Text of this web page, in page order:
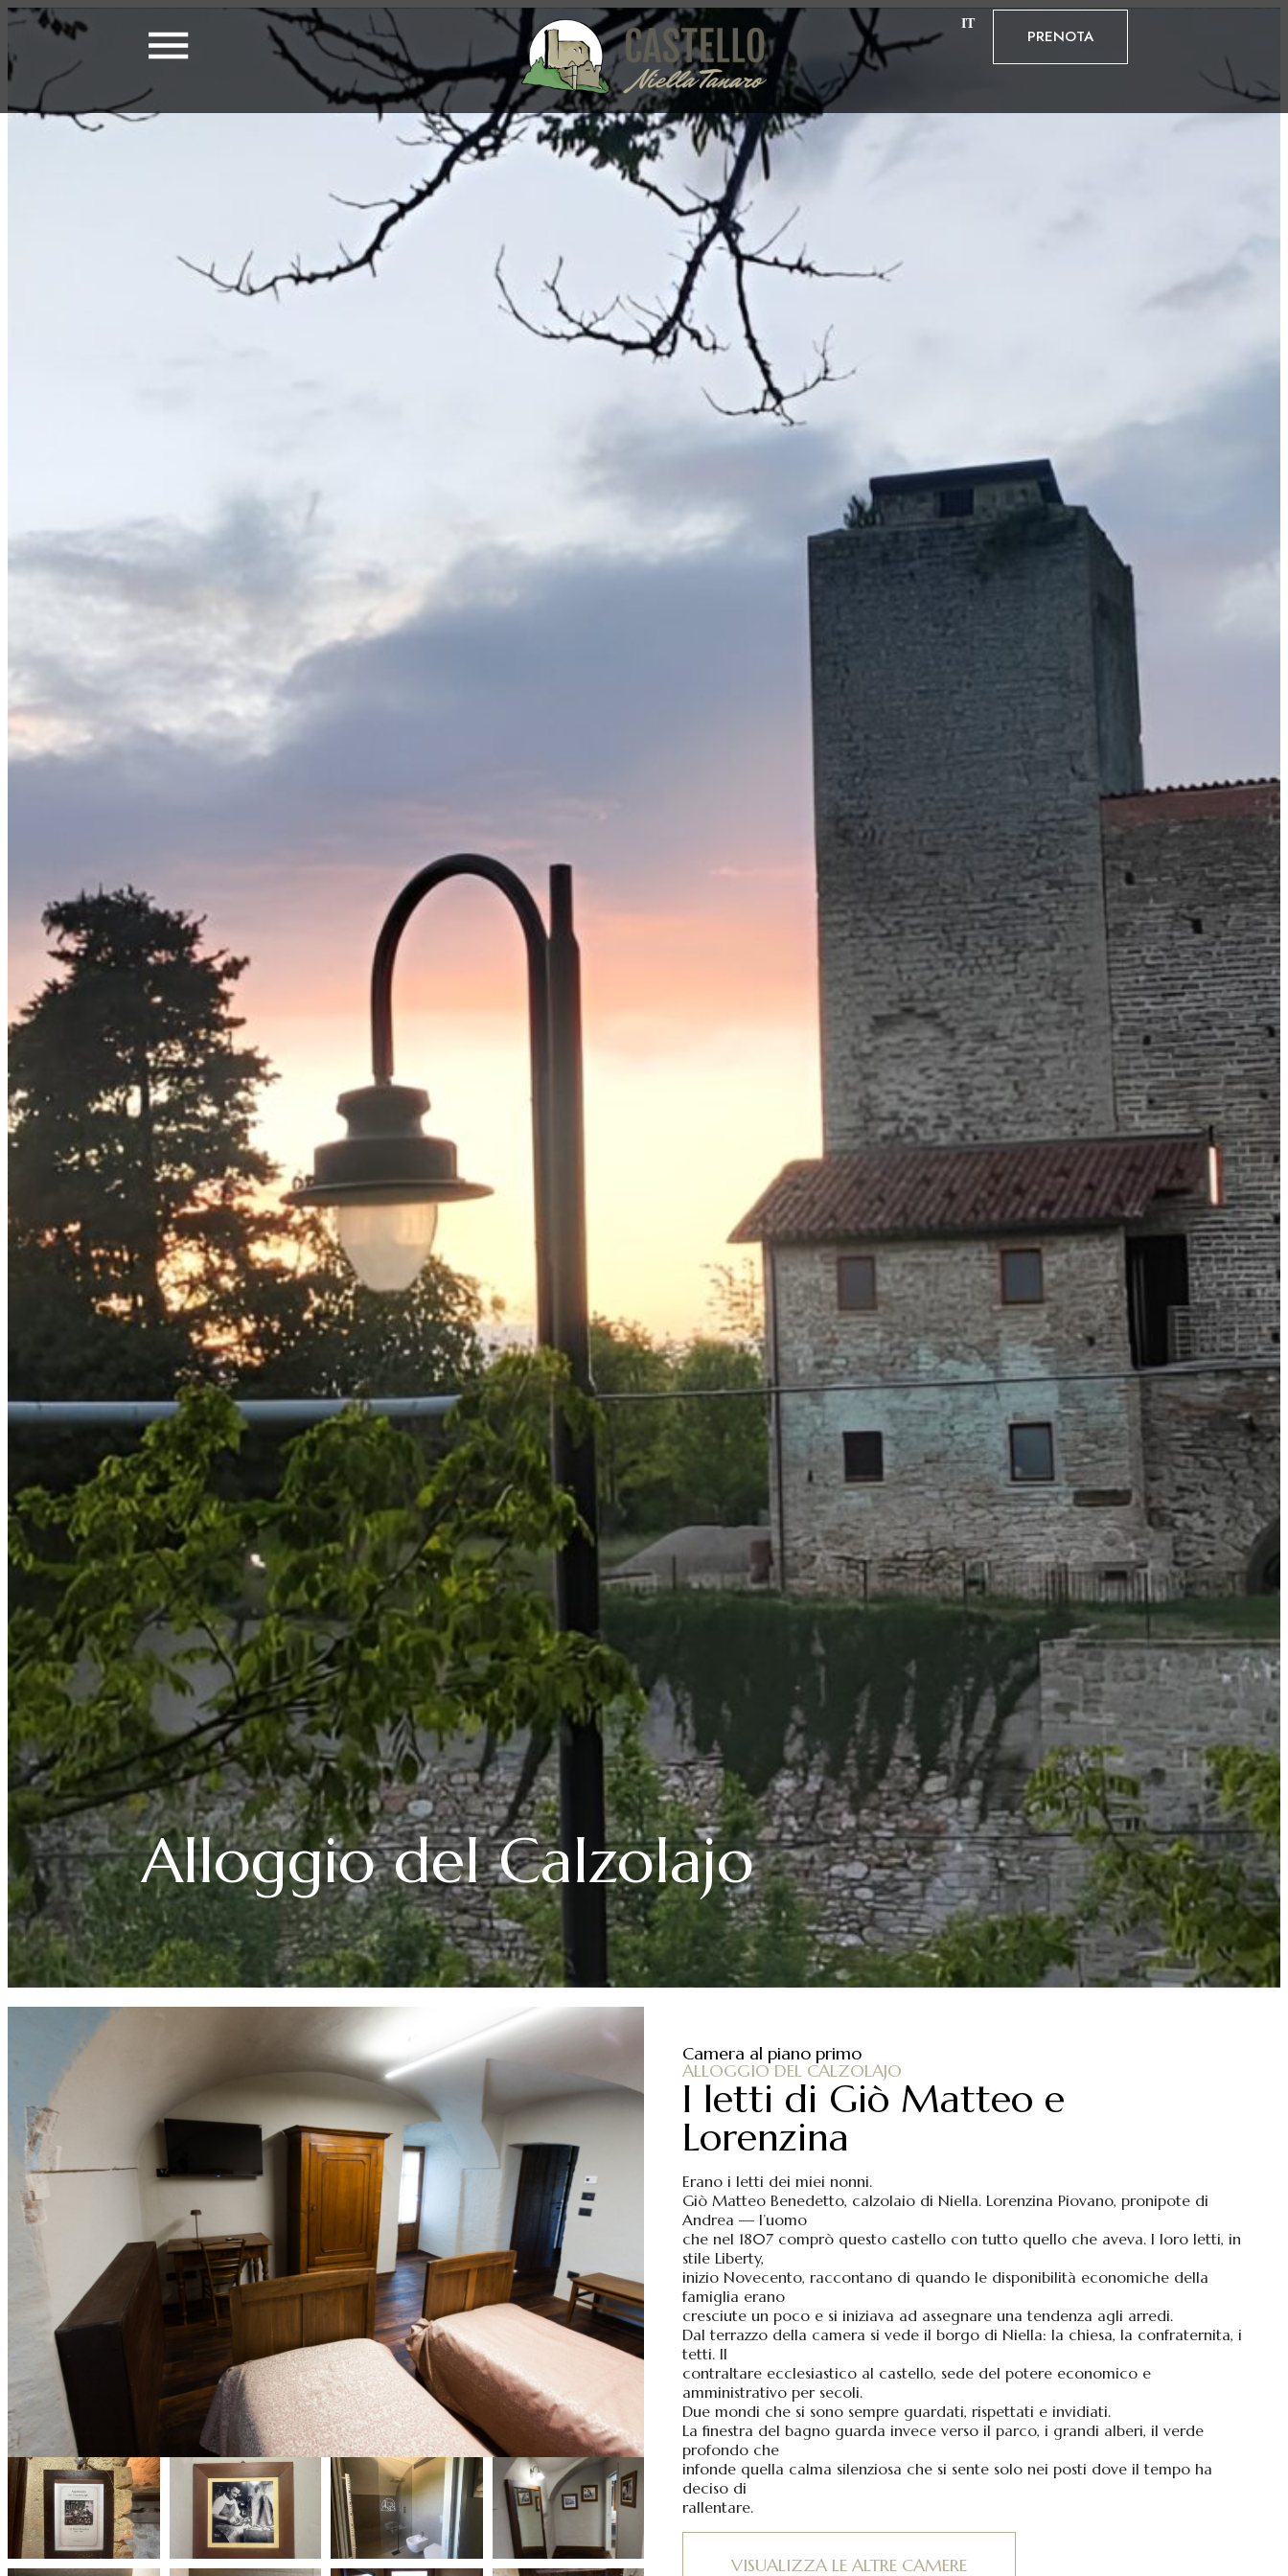
IT
PRENOTA
Alloggio del Calzolajo
Camera al piano primo
ALLOGGIO DEL CALZOLAJO
I letti di Giò Matteo e
Lorenzina
Erano i letti dei miei nonni.
Giò Matteo Benedetto, calzolaio di Niella. Lorenzina Piovano, pronipote di
Andrea — l’uomo
che nel 1807 comprò questo castello con tutto quello che aveva. I loro letti, in
stile Liberty,
inizio Novecento, raccontano di quando le disponibilità economiche della
famiglia erano
cresciute un poco e si iniziava ad assegnare una tendenza agli arredi.
Dal terrazzo della camera si vede il borgo di Niella: la chiesa, la confraternita, i
tetti. Il
contraltare ecclesiastico al castello, sede del potere economico e
amministrativo per secoli.
Due mondi che si sono sempre guardati, rispettati e invidiati.
La finestra del bagno guarda invece verso il parco, i grandi alberi, il verde
profondo che
infonde quella calma silenziosa che si sente solo nei posti dove il tempo ha
deciso di
rallentare.
VISUALIZZA LE ALTRE CAMERE